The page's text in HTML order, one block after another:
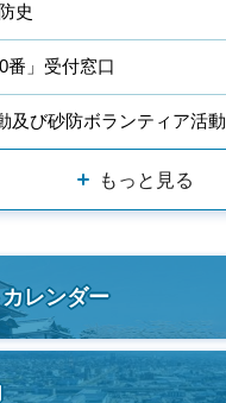
史
番」受付窓口
及び砂防ボランティア活動
もっと見る
レンダー